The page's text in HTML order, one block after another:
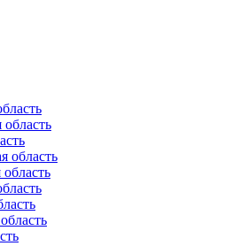
область
область